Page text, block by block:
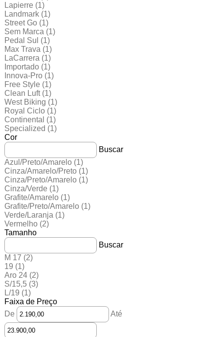
Lapierre (1)
Landmark (1)
Street Go (1)
Sem Marca (1)
Pedal Sul (1)
Max Trava (1)
LaCarrera (1)
Importado (1)
Innova-Pro (1)
Free Style (1)
Clean Luft (1)
West Biking (1)
Royal Ciclo (1)
Continental (1)
Specialized (1)
Cor
Buscar
Azul/Preto/Amarelo (1)
Cinza/Amarelo/Preto (1)
Cinza/Preto/Amarelo (1)
Cinza/Verde (1)
Grafite/Amarelo (1)
Grafite/Preto/Amarelo (1)
Verde/Laranja (1)
Vermelho (2)
Tamanho
Buscar
M 17 (2)
19 (1)
Aro 24 (2)
S/15,5 (3)
L/19 (1)
Faixa de Preço
De
Até